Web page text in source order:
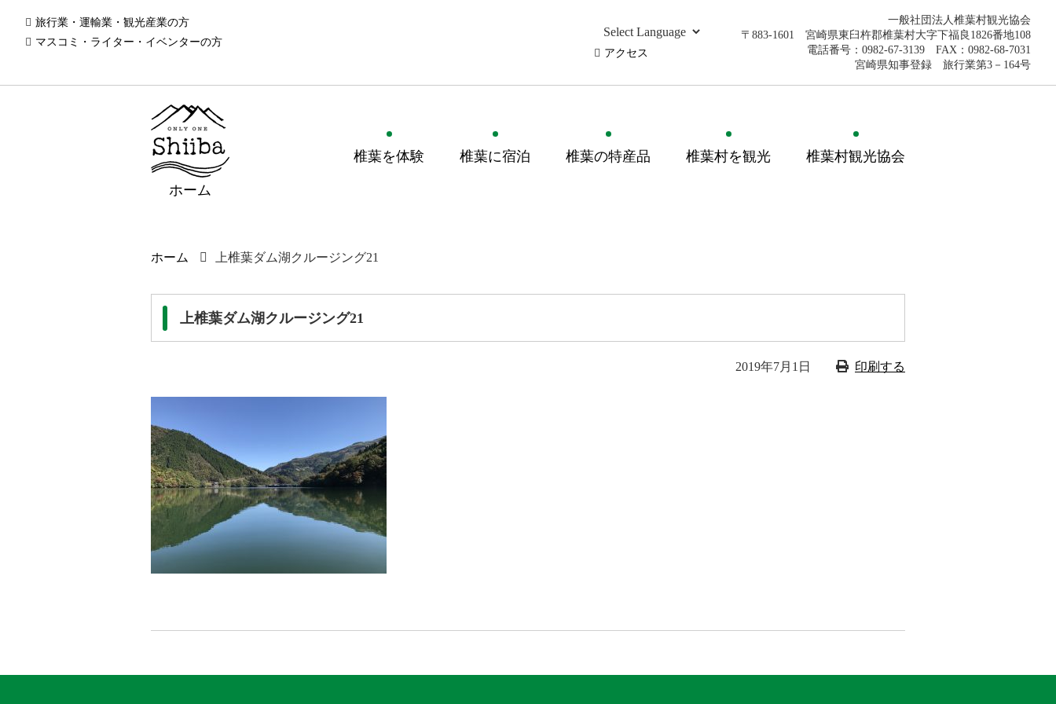
旅行業・運輸業・観光産業の方
マスコミ・ライター・イベンターの方
アクセス
一般社団法人椎葉村観光協会
〒883-1601 宮崎県東臼杵郡椎葉村大字下福良1826番地108
電話番号：0982-67-3139 FAX：0982-68-7031
宮崎県知事登録 旅行業第3－164号
ホーム
椎葉を体験 椎葉に宿泊 椎葉の特産品 椎葉村を観光 椎葉村観光協会
ホーム 上椎葉ダム湖クルージング21
上椎葉ダム湖クルージング21
2019年7月1日 印刷する